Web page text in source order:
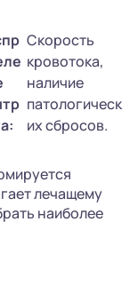
Скорость
кровотока,
наличие
патологическ
их сбросов.
лечащему
наиболее